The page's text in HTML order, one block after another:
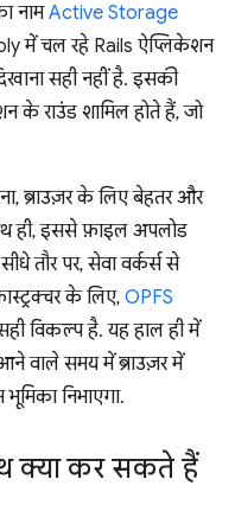
नामActive Storage
में चल रहे Rails ऐप्लिकेशन
सही नहीं है. इसकी
के राउंड शामिल होते हैं, जो
ब्राउज़र के लिए बेहतर और
ही, इससे फ़ाइल अपलोड
तौर पर, सेवा वर्कर्स से
के लिए, OPFS
विकल्प है. यह हाल ही में
वाले समय में ब्राउज़र में
निभाएगा.
क्या कर सकते हैं